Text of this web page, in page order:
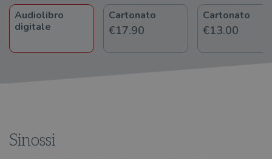
Audiolibro
digitale
Cartonato
€17.90
Cartonato
€13.00
Sinossi